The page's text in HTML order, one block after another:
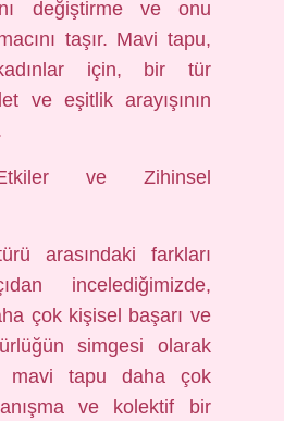
değiştirme ve onu
taşır. Mavi tapu,
için, bir tür
ve eşitlik arayışının
ve Zihinsel
arasındaki farkları
incelediğimizde,
çok kişisel başarı ve
simgesi olarak
mavi tapu daha çok
ve kolektif bir